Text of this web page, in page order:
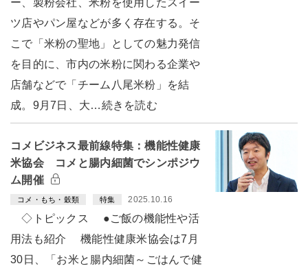
ツ店やパン屋などが多く存在する。そ
こで「米粉の聖地」としての魅力発信
を目的に、市内の米粉に関わる企業や
店舗などで「チーム八尾米粉」を結
成。9月7日、大…続きを読む
コメビジネス最前線特集：機能性健康
米協会 コメと腸内細菌でシンポジウ
ム開催
コメ・もち・穀類 特集 2025.10.16
◇トピックス ●ご飯の機能性や活
用法も紹介 機能性健康米協会は7月
30日、「お米と腸内細菌～ごはんで健